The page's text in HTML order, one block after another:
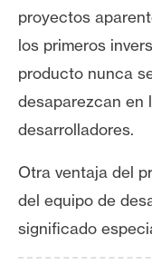
proyectos
los primeros
producto nunca
desaparezcan en
desarrolladores.
Otra ventaja del
del equipo de
significado